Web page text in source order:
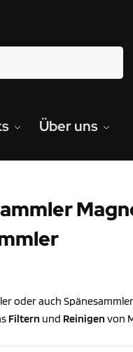
Über uns
oder auch
Filtern und Reinigen von